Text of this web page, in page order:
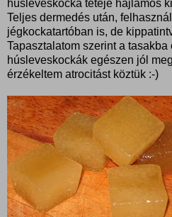
húsleveskocka teteje hajlamos
Teljes dermedés után,
jégkockatartóban is, de
Tapasztalatom szerint a tasakba
húsleveskockák egészen jól
érzékeltem atrocitást köztük :-)